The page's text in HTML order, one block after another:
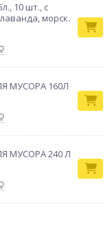
10 шт., с
морск.
МУСОРА 160Л
МУСОРА 240 Л